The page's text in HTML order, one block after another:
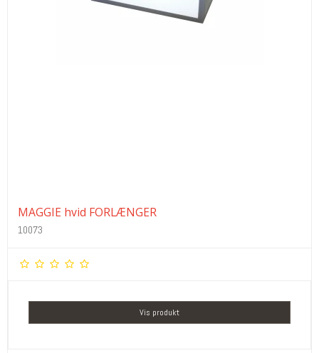
MAGGIE hvid FORLÆNGER
10073
Vis produkt